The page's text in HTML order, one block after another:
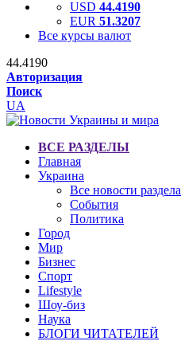
USD 44.4190
EUR 51.3207
Все курсы валют
44.4190
Авторизация
Поиск
UA
ВСЕ РАЗДЕЛЫ
Главная
Украина
Все новости раздела
События
Политика
Город
Мир
Бизнес
Спорт
Lifestyle
Шоу-биз
Наука
БЛОГИ ЧИТАТЕЛЕЙ